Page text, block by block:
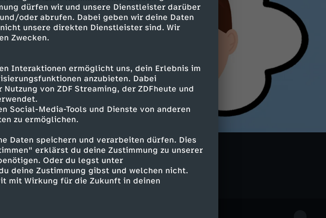
dürfen wir und unsere Dienstleister darüber
oder abrufen. Dabei geben wir deine Daten
unsere direkten Dienstleister sind. Wir
Zwecken.
Interaktionen ermöglicht uns, dein Erlebnis im
anzubieten. Dabei
von ZDF Streaming, der ZDFheute und
Social-Media-Tools und Dienste von anderen
zu ermöglichen.
Daten speichern und verarbeiten dürfen. Dies
erklärst du deine Zustimmung zu unserer
Oder du legst unter
deine Zustimmung gibst und welchen nicht.
mit Wirkung für die Zukunft in deinen
Piet